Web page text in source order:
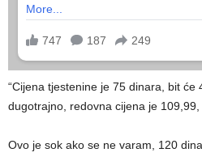
“Cijena tjestenine je 75 dinara, bit će
dugotrajno, redovna cijena je
Ovo je sok ako se ne varam, 120